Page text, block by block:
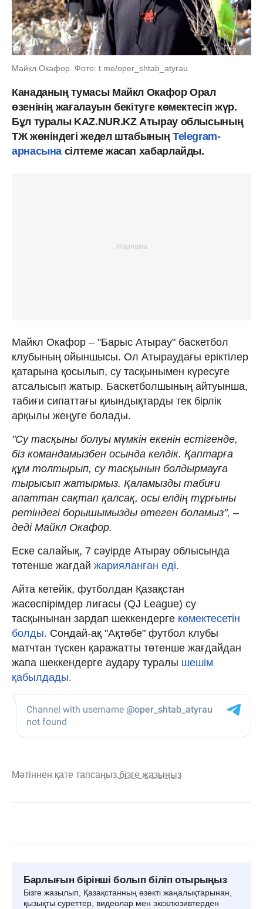
Майкл Окафор. Фото: t.me/oper_shtab_atyrau
Канаданың тумасы Майкл Окафор Орал
өзенінің жағалауын бекітуге көмектесіп жүр.
Бұл туралы KAZ.NUR.KZ Атырау облысының
ТЖ жөніндегі жедел штабының Telegram-
арнасына сілтеме жасап хабарлайды.
Майкл Окафор – "Барыс Атырау" баскетбол
клубының ойыншысы. Ол Атыраудағы еріктілер
қатарына қосылып, су тасқынымен күресуге
атсалысып жатыр. Баскетболшының айтуынша,
табиғи сипаттағы қиындықтарды тек бірлік
арқылы жеңуге болады.
"Су тасқыны болуы мүмкін екенін естігенде,
біз командамызбен осында келдік. Қаптарға
құм толтырып, су тасқынын болдырмауға
тырысып жатырмыз. Қаламызды табиғи
апаттан сақтап қалсақ, осы елдің тұрғыны
ретіндегі борышымызды өтеген боламыз", –
деді Майкл Окафор.
Еске салайық, 7 сәуірде Атырау облысында
төтенше жағдай жарияланған еді.
Айта кетейік, футболдан Қазақстан
жасөспірімдер лигасы (QJ League) cу
тасқынынан зардап шеккендерге көмектесетін
болды. Сондай-ақ "Ақтөбе" футбол клубы
матчтан түскен қаражатты төтенше жағдайдан
жапа шеккендерге аудару туралы шешім
қабылдады.
Мәтіннен қате тапсаңыз,бізге жазыңыз
Барлығын бірінші болып біліп отырыңыз
Бізге жазылып, Қазақстанның өзекті жаңалықтарынан,
қызықты суреттер, видеолар мен эксклюзивтерден